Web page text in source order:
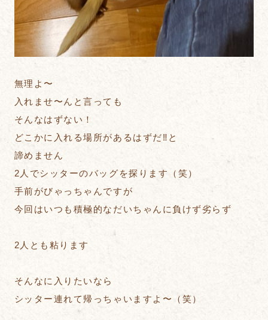
無理よ〜
入れませ〜んと言っても
そんなはずない！
どこかに入れる場所があるはずだ‼︎と
諦めません
2人でシッターのバッグを探ります（笑）
手前がびゃっちゃんですが
今回はいつも積極的なだいちゃんに負けず劣らず
2人とも粘ります
そんなに入りたいなら
シッター連れて帰っちゃいますよ〜（笑）